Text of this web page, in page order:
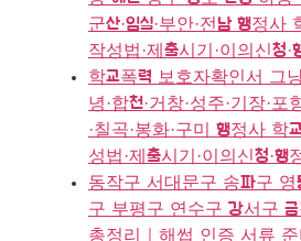
군산·임실·부안·전남 행정
작성법·제출시기·이의신청·
학교폭력 보호자확인서 그
녕·합천·거창·성주·기장·포
·칠곡·봉화·구미 행정사 학
성법·제출시기·이의신청·행
동작구 서대문구 송파구 영
구 부평구 연수구 강서구 금
총정리｜해썹 인증 서류 준